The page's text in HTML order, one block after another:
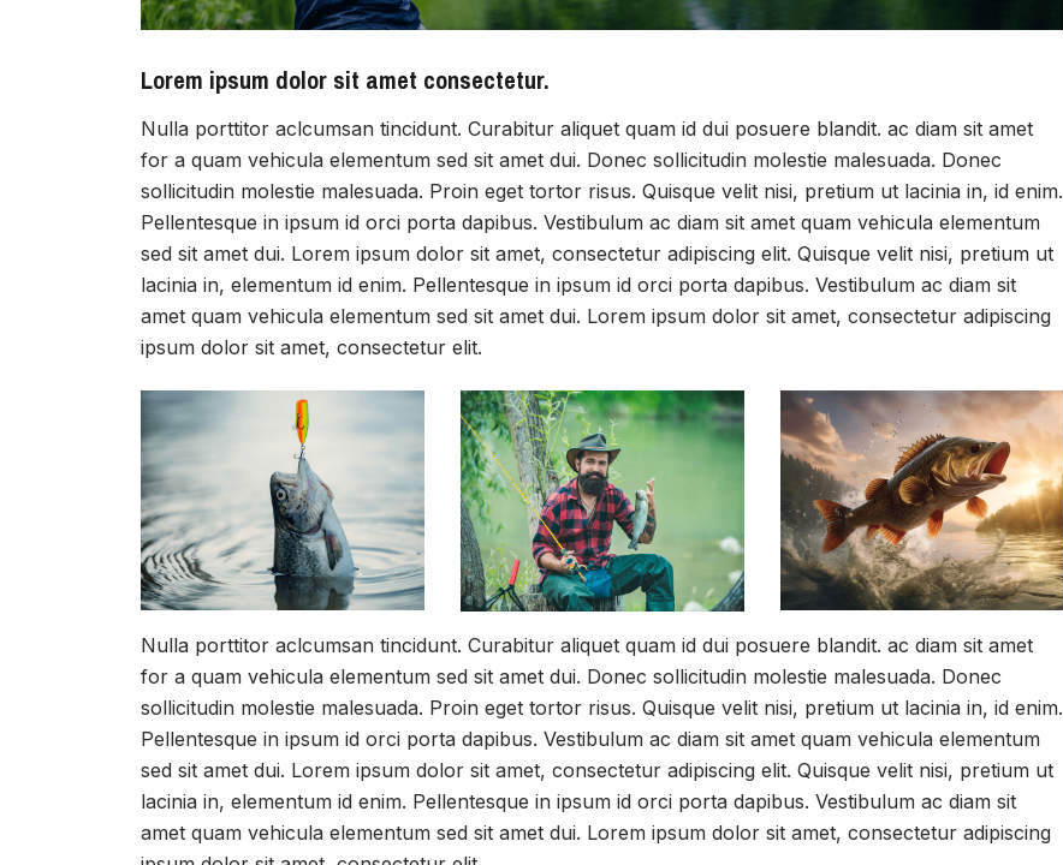
Lorem ipsum dolor sit amet consectetur.
Nulla porttitor aclcumsan tincidunt. Curabitur aliquet quam id dui posuere blandit. ac diam sit amet
for a quam vehicula elementum sed sit amet dui. Donec sollicitudin molestie malesuada. Donec
sollicitudin molestie malesuada. Proin eget tortor risus. Quisque velit nisi, pretium ut lacinia in, id enim.
Pellentesque in ipsum id orci porta dapibus. Vestibulum ac diam sit amet quam vehicula elementum
sed sit amet dui. Lorem ipsum dolor sit amet, consectetur adipiscing elit. Quisque velit nisi, pretium ut
lacinia in, elementum id enim. Pellentesque in ipsum id orci porta dapibus. Vestibulum ac diam sit
amet quam vehicula elementum sed sit amet dui. Lorem ipsum dolor sit amet, consectetur adipiscing
ipsum dolor sit amet, consectetur elit.
Nulla porttitor aclcumsan tincidunt. Curabitur aliquet quam id dui posuere blandit. ac diam sit amet
for a quam vehicula elementum sed sit amet dui. Donec sollicitudin molestie malesuada. Donec
sollicitudin molestie malesuada. Proin eget tortor risus. Quisque velit nisi, pretium ut lacinia in, id enim.
Pellentesque in ipsum id orci porta dapibus. Vestibulum ac diam sit amet quam vehicula elementum
sed sit amet dui. Lorem ipsum dolor sit amet, consectetur adipiscing elit. Quisque velit nisi, pretium ut
lacinia in, elementum id enim. Pellentesque in ipsum id orci porta dapibus. Vestibulum ac diam sit
amet quam vehicula elementum sed sit amet dui. Lorem ipsum dolor sit amet, consectetur adipiscing